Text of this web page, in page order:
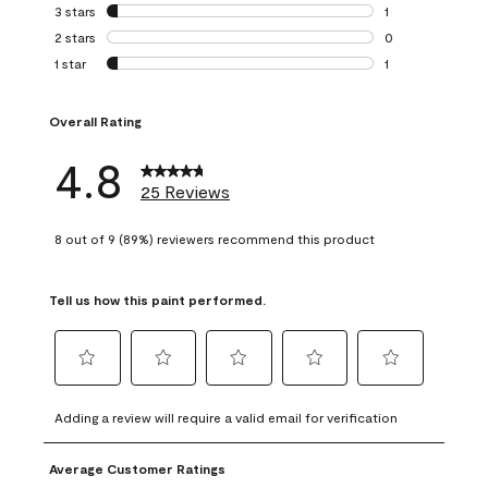
0 reviews with 4
3 stars stars
1
1 review with 3
2 stars stars
0
0 reviews with 2
1 star stars
1
Overall Rating
4.8 25 Reviews
8 out of 9 (89%) reviewers recommend this product
Tell us how this paint performed.
to
rate
the
item
to
rate
the
to
rate
the
item
to
rate
to
rate
Adding a review will require a valid email for verification
Average Customer Ratings